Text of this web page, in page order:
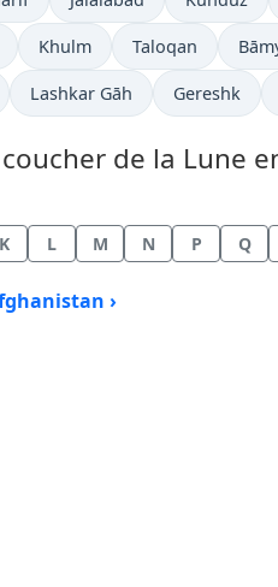
Khulm Taloqan
Lashkar Gāh Gereshk
de la Lune
K L M N P Q
›